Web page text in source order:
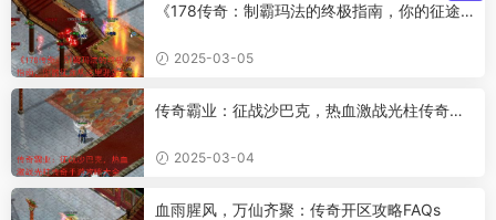
《178传奇：制霸玛法的终极指南，你的征途
2025-03-05
传奇霸业：征战沙巴克，热血激战光柱传奇手
2025-03-04
血雨腥风，万仙齐聚：传奇开区攻略FAQs